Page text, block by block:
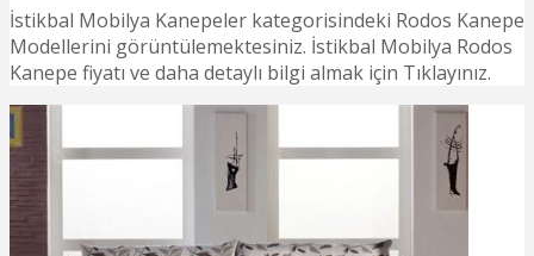
İstikbal Mobilya Kanepeler kategorisindeki Rodos Kanepe
Modellerini görüntülemektesiniz. İstikbal Mobilya Rodos
Kanepe fiyatı ve daha detaylı bilgi almak için Tıklayınız.